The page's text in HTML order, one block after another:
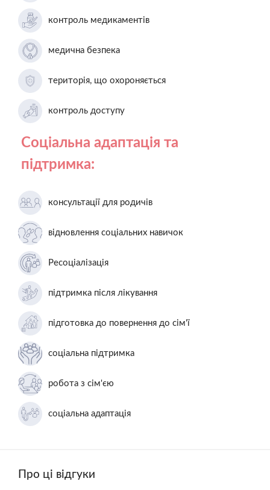
контроль медикаментів
медична безпека
територія, що охороняється
контроль доступу
Соціальна адаптація та
підтримка:
консультації для родичів
відновлення соціальних навичок
Ресоціалізація
підтримка після лікування
підготовка до повернення до сім'ї
соціальна підтримка
робота з сім'єю
соціальна адаптація
Про ці відгуки